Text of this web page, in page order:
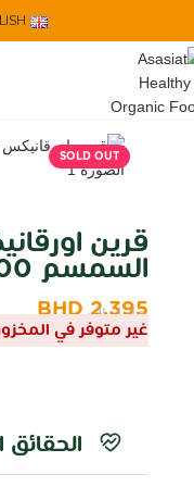
SOLD OUT
قرين
السمسم 500 جرام
2.395
BHDشامل الضريبة
غير متوفر في
الحقائق